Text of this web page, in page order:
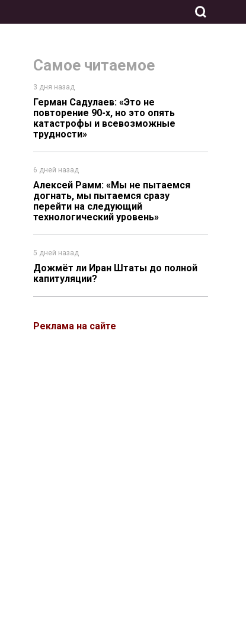
Самое читаемое
3 дня назад
Герман Садулаев: «Это не
повторение 90-х, но это опять
катастрофы и всевозможные
трудности»
6 дней назад
Алексей Рамм: «Мы не пытаемся
догнать, мы пытаемся сразу
перейти на следующий
технологический уровень»
5 дней назад
Дожмёт ли Иран Штаты до полной
капитуляции?
Реклама на сайте